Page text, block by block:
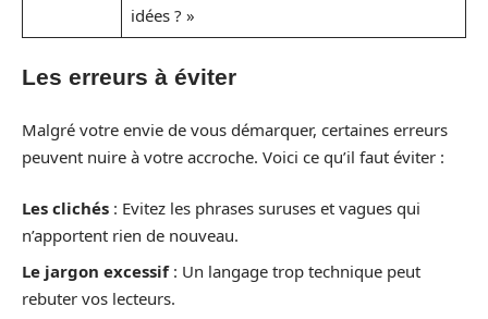
idées ? »
Les erreurs à éviter
Malgré votre envie de vous démarquer, certaines erreurs
peuvent nuire à votre accroche. Voici ce qu’il faut éviter :
Les clichés : Evitez les phrases suruses et vagues qui
n’apportent rien de nouveau.
Le jargon excessif: Un langage trop technique peut
rebuter vos lecteurs.